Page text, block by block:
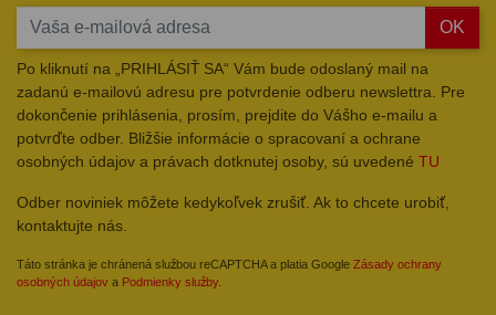
OK
Po kliknutí na „PRIHLÁSIŤ SA“ Vám bude odoslaný mail na
zadanú e-mailovú adresu pre potvrdenie odberu newslettra. Pre
dokončenie prihlásenia, prosím, prejdite do Vášho e-mailu a
potvrďte odber. Bližšie informácie o spracovaní a ochrane
osobných údajov a právach dotknutej osoby, sú uvedené TU
Odber noviniek môžete kedykoľvek zrušiť. Ak to chcete urobiť,
kontaktujte nás.
Táto stránka je chránená službou reCAPTCHA a platia Google Zásady ochrany
osobných údajov a Podmienky služby.